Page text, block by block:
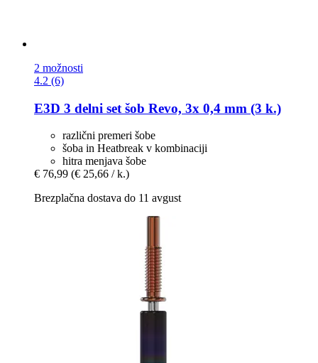
2 možnosti
4.2 (6)
E3D 3 delni set šob Revo, 3x 0,4 mm (3 k.)
različni premeri šobe
šoba in Heatbreak v kombinaciji
hitra menjava šobe
€ 76,99 (€ 25,66 / k.)
Brezplačna dostava do 11 avgust